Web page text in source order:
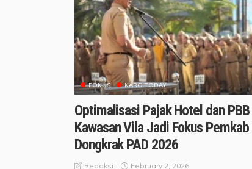
FOKUS KARO TODAY
Optimalisasi Pajak Hotel dan PBB
Kawasan Vila Jadi Fokus Pemkab
Dongkrak PAD 2026
Redaksi February 2, 2026